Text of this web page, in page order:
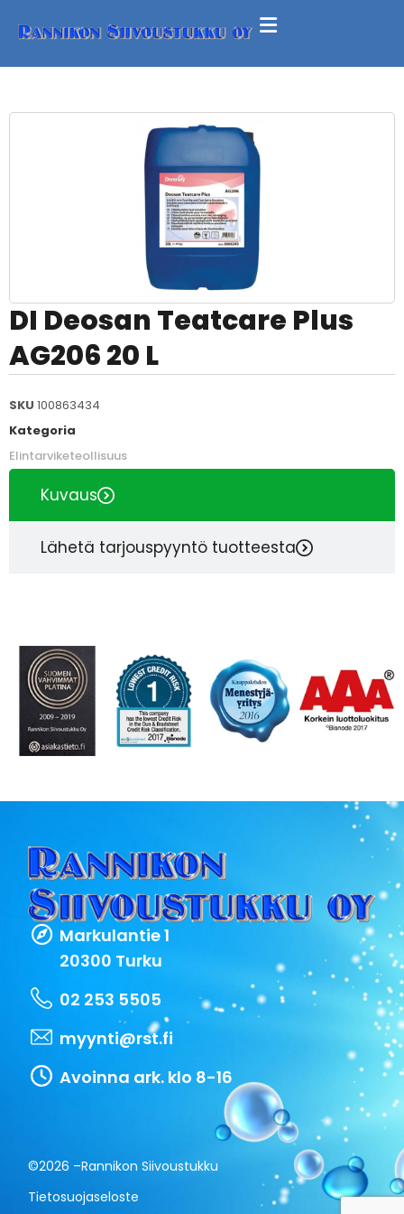
DI Deosan Teatcare Plus
AG206 20 L
SKU 100863434
Kategoria
Elintarviketeollisuus
Kuvaus
Lähetä tarjouspyyntö tuotteesta
Markulantie 1
20300 Turku
02 253 5505
myynti@rst.fi
Avoinna ark. klo 8-16
©2026 –Rannikon Siivoustukku
Tietosuojaseloste